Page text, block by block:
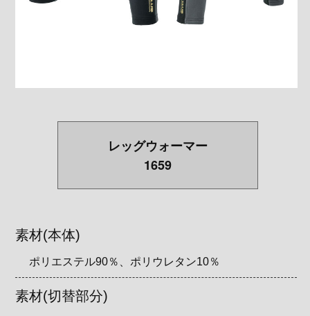
レッグウォーマー
1659
素材(本体)
ポリエステル90％、ポリウレタン10％
素材(切替部分)